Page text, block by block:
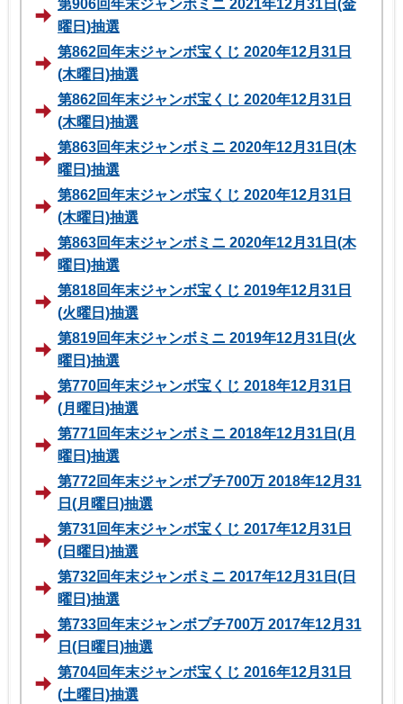
第906回年末ジャンボミニ 2021年12月31日(金
曜日)抽選
第862回年末ジャンボ宝くじ 2020年12月31日
(木曜日)抽選
第862回年末ジャンボ宝くじ 2020年12月31日
(木曜日)抽選
第863回年末ジャンボミニ 2020年12月31日(木
曜日)抽選
第862回年末ジャンボ宝くじ 2020年12月31日
(木曜日)抽選
第863回年末ジャンボミニ 2020年12月31日(木
曜日)抽選
第818回年末ジャンボ宝くじ 2019年12月31日
(火曜日)抽選
第819回年末ジャンボミニ 2019年12月31日(火
曜日)抽選
第770回年末ジャンボ宝くじ 2018年12月31日
(月曜日)抽選
第771回年末ジャンボミニ 2018年12月31日(月
曜日)抽選
第772回年末ジャンボプチ700万 2018年12月31
日(月曜日)抽選
第731回年末ジャンボ宝くじ 2017年12月31日
(日曜日)抽選
第732回年末ジャンボミニ 2017年12月31日(日
曜日)抽選
第733回年末ジャンボプチ700万 2017年12月31
日(日曜日)抽選
第704回年末ジャンボ宝くじ 2016年12月31日
(土曜日)抽選